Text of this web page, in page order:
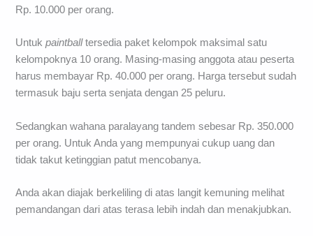
Rp. 10.000 per orang.
Untukpaintballtersedia paket kelompok maksimal satu
kelompoknya 10 orang. Masing-masing anggota atau peserta
harus membayar Rp. 40.000 per orang. Harga tersebut sudah
termasuk baju serta senjata dengan 25 peluru.
Sedangkan wahana paralayang tandem sebesar Rp. 350.000
per orang. Untuk Anda yang mempunyai cukup uang dan
tidak takut ketinggian patut mencobanya.
Anda akan diajak berkeliling di atas langit kemuning melihat
pemandangan dari atas terasa lebih indah dan menakjubkan.